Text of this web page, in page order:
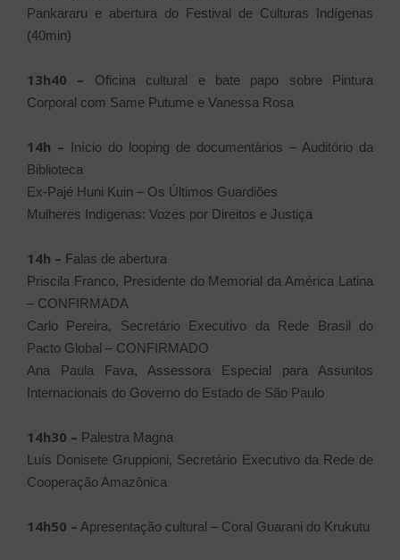
Pankararu e abertura do Festival de Culturas Indígenas
(40min)
13h40 –
Oficina cultural e bate papo sobre Pintura
Corporal com Same Putume e Vanessa Rosa
14h – Início do looping de documentários – Auditório da
Biblioteca
Ex-Pajé Huni Kuin – Os Últimos Guardiões
Mulheres Indígenas: Vozes por Direitos e Justiça
14h – Falas de abertura
Priscila Franco, Presidente do Memorial da América Latina
– CONFIRMADA
Carlo Pereira, Secretário Executivo da Rede Brasil do
Pacto Global – CONFIRMADO
Ana Paula Fava, Assessora Especial para Assuntos
Internacionais do Governo do Estado de São Paulo
14h30 – Palestra Magna
Luís Donisete Gruppioni, Secretário Executivo da Rede de
Cooperação Amazônica
14h50 – Apresentação cultural – Coral Guarani do Krukutu